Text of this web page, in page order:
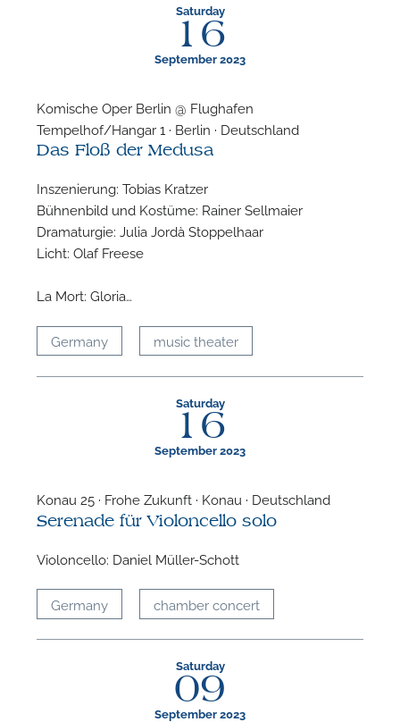
Saturday
16
September 2023
Komische Oper Berlin @ Flughafen
Tempelhof/Hangar 1 · Berlin · Deutschland
Das Floß der Medusa
Inszenierung: Tobias Kratzer
Bühnenbild und Kostüme: Rainer Sellmaier
Dramaturgie: Julia Jordà Stoppelhaar
Licht: Olaf Freese
La Mort: Gloria…
Germany music theater
Saturday
16
September 2023
Konau 25 · Frohe Zukunft · Konau · Deutschland
Serenade für Violoncello solo
Violoncello: Daniel Müller-Schott
Germany chamber concert
Saturday
09
September 2023